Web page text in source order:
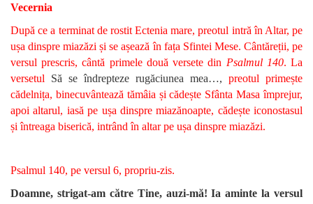
Vecernia
După ce a terminat de rostit Ectenia mare, preotul intră în Altar, pe
ușa dinspre miazăzi și se așează în fața Sfintei Mese. Cântăreții, pe
versul prescris, cântă primele două versete din Psalmul 140. La
versetul Să se îndrepteze rugăciunea mea…, preotul primește
cădelnița, binecuvântează tămâia și cădește Sfânta Masa împrejur,
apoi altarul, iasă pe ușa dinspre miazănoapte, cădește iconostasul
și întreaga biserică, intrând în altar pe ușa dinspre miazăzi.
Psalmul 140, pe versul 6, propriu-zis.
Doamne, strigat-am către Tine, auzi-mă! Ia aminte la versul